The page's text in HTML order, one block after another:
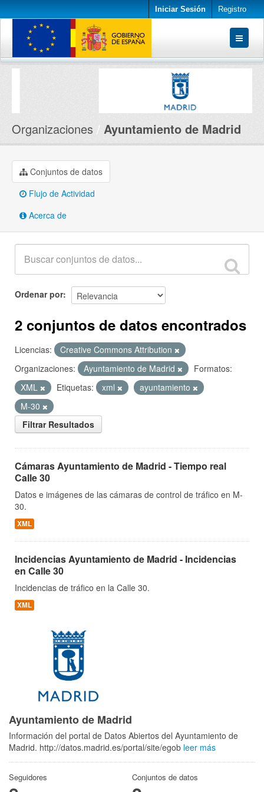
Iniciar Sesión Registro
Conjuntos de datos
Organizaciones Ayuntamiento de Madrid
Conjuntos de datos
Flujo de Actividad
Acerca de
Ordenar por
2 conjuntos de datos encontrados
Licencias:
Creative Commons Attribution
Organizaciones:
Ayuntamiento de Madrid
Formatos:
XML
Etiquetas: xml
ayuntamiento
M-30
Filtrar Resultados
Cámaras Ayuntamiento de Madrid - Tiempo real
Calle 30
Datos e imágenes de las cámaras de control de tráfico en M-
30.
XML
Incidencias Ayuntamiento de Madrid - Incidencias
en Calle 30
Incidencias de tráfico en la Calle 30.
XML
Ayuntamiento de Madrid
Información del portal de Datos Abiertos del Ayuntamiento de
Madrid. http://datos.madrid.es/portal/site/egob leer más
Seguidores Conjuntos de datos